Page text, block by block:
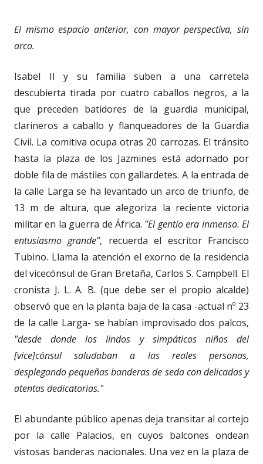
El mismo espacio anterior, con mayor perspectiva, sin
arco.
Isabel II y su familia suben a una carretela
descubierta tirada por cuatro caballos negros, a la
que preceden batidores de la guardia municipal,
clarineros a caballo y flanqueadores de la Guardia
Civil. La comitiva ocupa otras 20 carrozas. El tránsito
hasta la plaza de los Jazmines está adornado por
doble fila de mástiles con gallardetes. A la entrada de
la calle Larga se ha levantado un arco de triunfo, de
13 m de altura, que alegoriza la reciente victoria
militar en la guerra de África. "El gentío era inmenso. El
entusiasmo grande", recuerda el escritor Francisco
Tubino. Llama la atención el exorno de la residencia
del vicecónsul de Gran Bretaña, Carlos S. Campbell. El
cronista J. L. A. B. (que debe ser el propio alcalde)
observó que en la planta baja de la casa -actual nº 23
de la calle Larga- se habían improvisado dos palcos,
"desde donde los lindos y simpáticos niños del
[vice]cónsul saludaban a las reales personas,
desplegando pequeñas banderas de seda con delicadas y
atentas dedicatorias."
El abundante público apenas deja transitar al cortejo
por la calle Palacios, en cuyos balcones ondean
vistosas banderas nacionales. Una vez en la plaza de